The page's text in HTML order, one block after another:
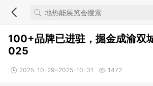
100+品牌已进驻，掘金成渝双
025
2025-10-29~2025-10-31 1472